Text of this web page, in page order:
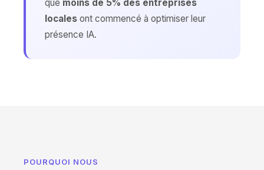
que moins de 5% des entreprises
locales ont commencé à optimiser leur
présence IA.
POURQUOI NOUS